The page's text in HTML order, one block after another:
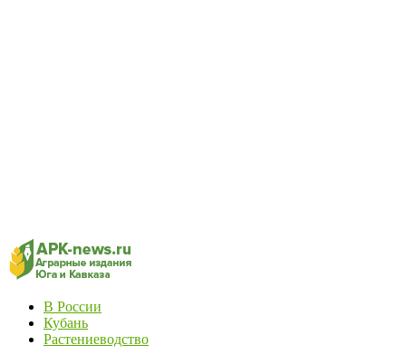
В России
Кубань
Растениеводство